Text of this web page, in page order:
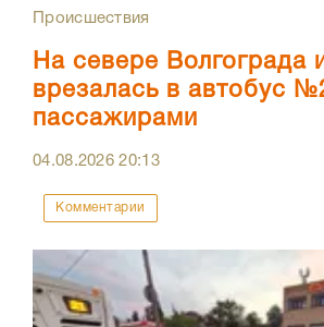
Происшествия
На севере Волгограда
врезалась в автобус
пассажирами
04.08.202620:13
Комментарии